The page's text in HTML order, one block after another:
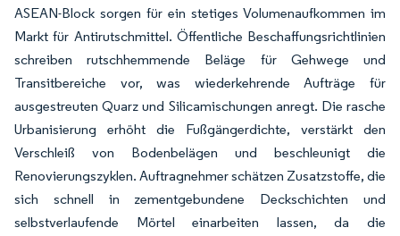
ASEAN-Block sorgen für ein stetiges Volumenaufkommen im
Markt für Antirutschmittel. Öffentliche Beschaffungsrichtlinien
schreiben rutschhemmende Beläge für Gehwege und
Transitbereiche vor, was wiederkehrende Aufträge für
ausgestreuten Quarz und Silicamischungen anregt. Die rasche
Urbanisierung erhöht die Fußgängerdichte, verstärkt den
Verschleiß von Bodenbelägen und beschleunigt die
Renovierungszyklen. Auftragnehmer schätzen Zusatzstoffe, die
sich schnell in zementgebundene Deckschichten und
selbstverlaufende Mörtel einarbeiten lassen, da die